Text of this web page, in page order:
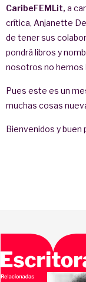
CaribeFEMLit, a
crítica, Anjanette
de tener sus
pondrá libros y
nosotros no hemos
Pues este es un
muchas cosas
Bienvenidos y buen